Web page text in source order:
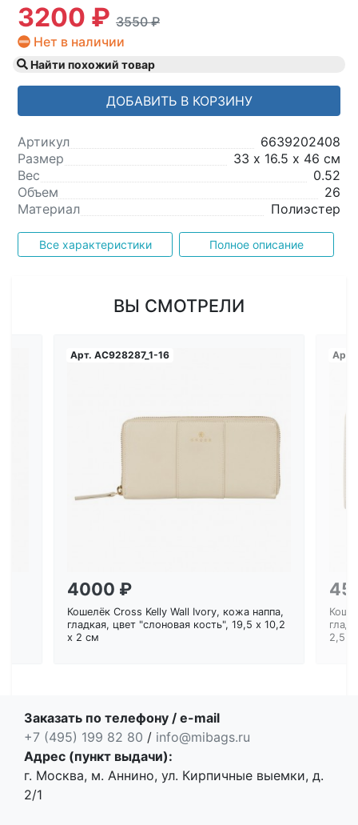
3200 ₽ 3550 ₽
Нет в наличии
Найти похожий товар
ДОБАВИТЬ В КОРЗИНУ
Артикул
6639202408
Размер
33 х 16.5 х 46 см
Вес
0.52
Объем
26
Материал
Полиэстер
Все характеристики Полное описание
ВЫ СМОТРЕЛИ
Арт. AC928287_1-16
4000 ₽
Кошелёк Cross Kelly Wall Ivory, кожа наппа,
гладкая, цвет "слоновая кость", 19,5 x 10,2
x 2 см
Арт.
2,5
Заказать по телефону / e-mail
+7 (495) 199 82 80 / info@mibags.ru
Адрес (пункт выдачи):
г. Москва, м. Аннино, ул. Кирпичные выемки, д.
2/1